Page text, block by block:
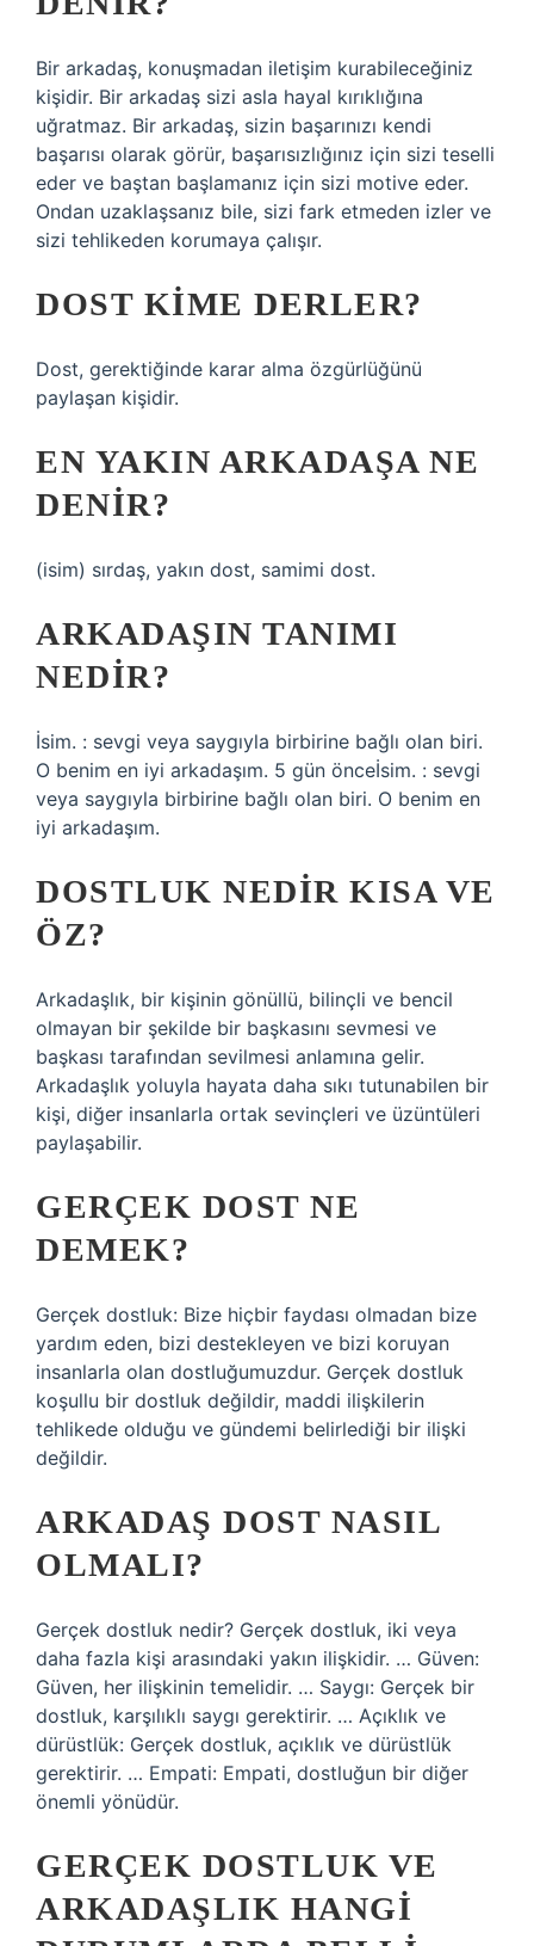
Bir arkadaş, konuşmadan iletişim kurabileceğiniz
kişidir. Bir arkadaş sizi asla hayal kırıklığına
uğratmaz. Bir arkadaş, sizin başarınızı kendi
başarısı olarak görür, başarısızlığınız için sizi teselli
eder ve baştan başlamanız için sizi motive eder.
Ondan uzaklaşsanız bile, sizi fark etmeden izler ve
sizi tehlikeden korumaya çalışır.
DOST KIME DERLER?
Dost, gerektiğinde karar alma özgürlüğünü
paylaşan kişidir.
EN YAKIN ARKADAŞA NE
DENIR?
(isim) sırdaş, yakın dost, samimi dost.
ARKADAŞIN TANIMI
NEDIR?
İsim. : sevgi veya saygıyla birbirine bağlı olan biri.
O benim en iyi arkadaşım. 5 gün önceİsim. : sevgi
veya saygıyla birbirine bağlı olan biri. O benim en
iyi arkadaşım.
DOSTLUK NEDIR KISA VE
ÖZ?
Arkadaşlık, bir kişinin gönüllü, bilinçli ve bencil
olmayan bir şekilde bir başkasını sevmesi ve
başkası tarafından sevilmesi anlamına gelir.
Arkadaşlık yoluyla hayata daha sıkı tutunabilen bir
kişi, diğer insanlarla ortak sevinçleri ve üzüntüleri
paylaşabilir.
GERÇEK DOST NE
DEMEK?
Gerçek dostluk: Bize hiçbir faydası olmadan bize
yardım eden, bizi destekleyen ve bizi koruyan
insanlarla olan dostluğumuzdur. Gerçek dostluk
koşullu bir dostluk değildir, maddi ilişkilerin
tehlikede olduğu ve gündemi belirlediği bir ilişki
değildir.
ARKADAŞ DOST NASIL
OLMALI?
Gerçek dostluk nedir? Gerçek dostluk, iki veya
daha fazla kişi arasındaki yakın ilişkidir. … Güven:
Güven, her ilişkinin temelidir. … Saygı: Gerçek bir
dostluk, karşılıklı saygı gerektirir. … Açıklık ve
dürüstlük: Gerçek dostluk, açıklık ve dürüstlük
gerektirir. … Empati: Empati, dostluğun bir diğer
önemli yönüdür.
GERÇEK DOSTLUK VE
ARKADAŞLIK HANGI